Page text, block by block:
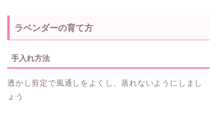
ラベンダーの育て方
手入れ方法
透かし剪定で風通しをよくし、蒸れないようにしまし
ょう